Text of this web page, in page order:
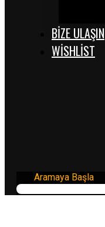
BİZE ULAŞIN
WISHLIST
Aramaya Başla